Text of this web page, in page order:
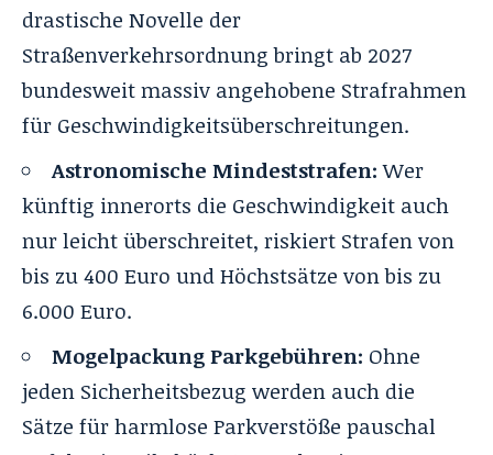
drastische Novelle der
Straßenverkehrsordnung bringt ab 2027
bundesweit massiv angehobene Strafrahmen
für Geschwindigkeitsüberschreitungen.
Astronomische Mindeststrafen:Wer
künftig innerorts die Geschwindigkeit auch
nur leicht überschreitet, riskiert Strafen von
bis zu 400 Euro und Höchstsätze von bis zu
6.000 Euro.
Mogelpackung Parkgebühren: Ohne
jeden Sicherheitsbezug werden auch die
Sätze für harmlose Parkverstöße pauschal